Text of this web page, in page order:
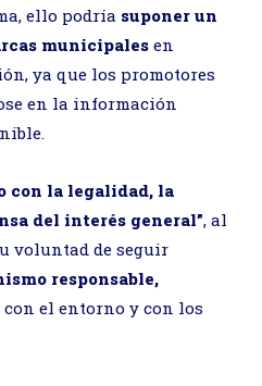
ello podría suponer un
municipales en
ya que los promotores
en la información
con la legalidad, la
del interés general”, al
voluntad de seguir
responsable,
con el entorno y con los